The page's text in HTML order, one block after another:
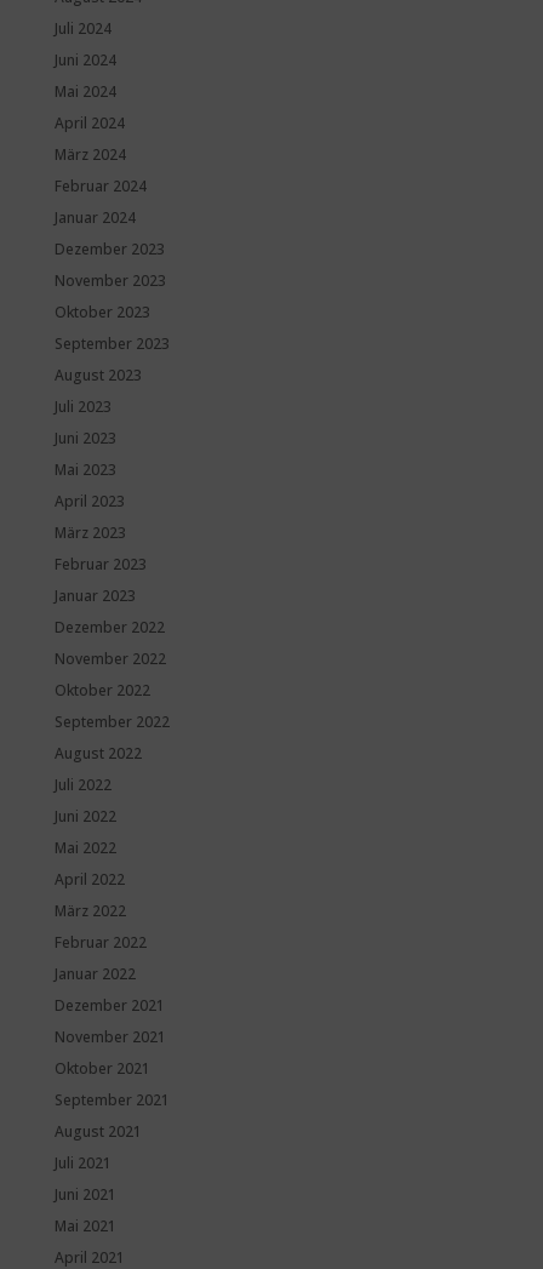
Juli 2024
Juni 2024
Mai 2024
April 2024
März 2024
Februar 2024
Januar 2024
Dezember 2023
November 2023
Oktober 2023
September 2023
August 2023
Juli 2023
Juni 2023
Mai 2023
April 2023
März 2023
Februar 2023
Januar 2023
Dezember 2022
November 2022
Oktober 2022
September 2022
August 2022
Juli 2022
Juni 2022
Mai 2022
April 2022
März 2022
Februar 2022
Januar 2022
Dezember 2021
November 2021
Oktober 2021
September 2021
August 2021
Juli 2021
Juni 2021
Mai 2021
April 2021